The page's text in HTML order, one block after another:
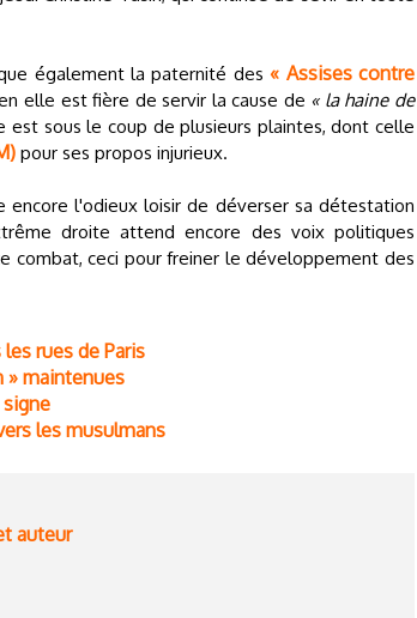
également la paternité des« Assises contre
elle est fière de servir la cause de « la haine de
est sous le coup de plusieurs plaintes, dont celle
pour ses propos injurieux.
encore l'odieux loisir de déverser sa détestation
droite attend encore des voix politiques
combat, ceci pour freiner le développement des
rues de Paris
» maintenues
signe
les musulmans
auteur